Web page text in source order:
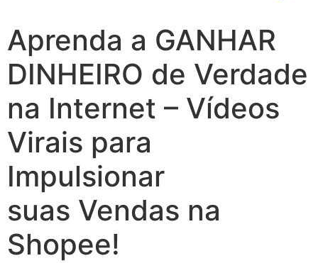
Aprenda a GANHAR
DINHEIRO de Verdade
na Internet – Vídeos
Virais para
Impulsionar
suas Vendas na
Shopee!